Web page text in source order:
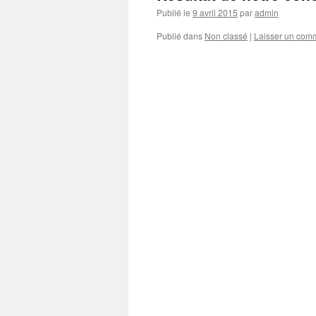
Publié le 9 avril 2015 paradmin
Publié dans Non classé | Laisser un